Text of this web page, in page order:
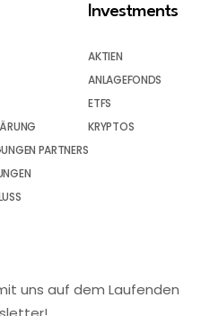
PARTNERS
Investments
AKTIEN
ANLAGEFONDS
ETFS
KRYPTOS
uns auf dem Laufenden